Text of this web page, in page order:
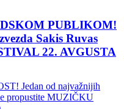
PUBLIKOM!
Sakis Ruvas
22. AVGUSTA